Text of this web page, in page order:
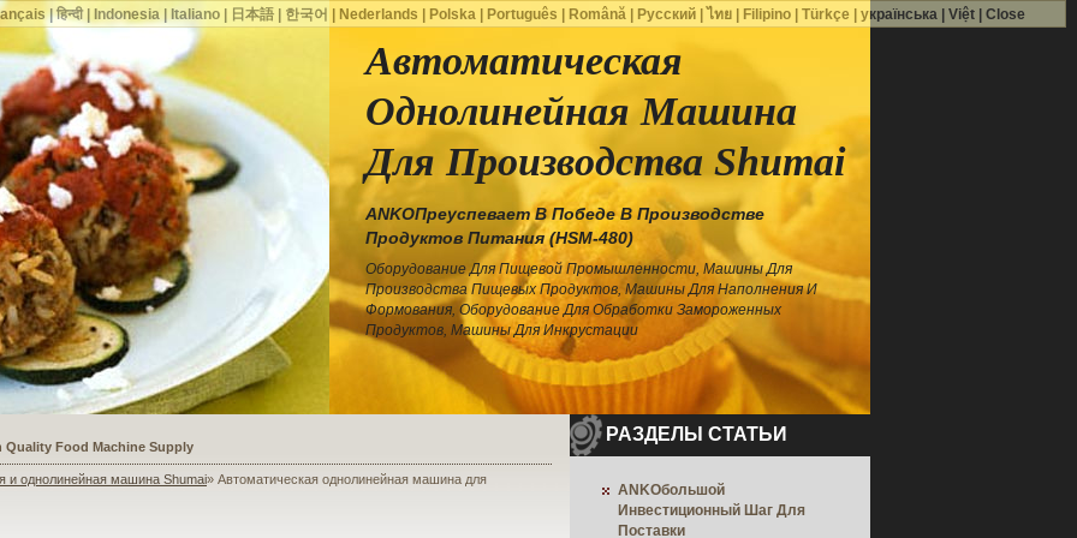
Автоматическая
Однолинейная Машина
Для Производства Shumai
ANKOПреуспевает В Победе В Производстве
Продуктов Питания (HSM-480)
Оборудование Для Пищевой Промышленности, Машины Для
Производства Пищевых Продуктов, Машины Для Наполнения И
Формования, Оборудование Для Обработки Замороженных
Продуктов, Машины Для Инкрустации
a Shoe Seller to Start a Food Business
и однолинейная машина Shumai» Автоматическая однолинейная машина для
РАЗДЕЛЫ СТАТЬИ
ANKOбольшой
Инвестиционный Шаг Для
Поставки
|हिन्दी| Indonesia| Italiano| 日本語| 한국어 Nederlands Polska| Português Română| Русский| ไทย| Filipino| Türkçe українська| Việt| Close